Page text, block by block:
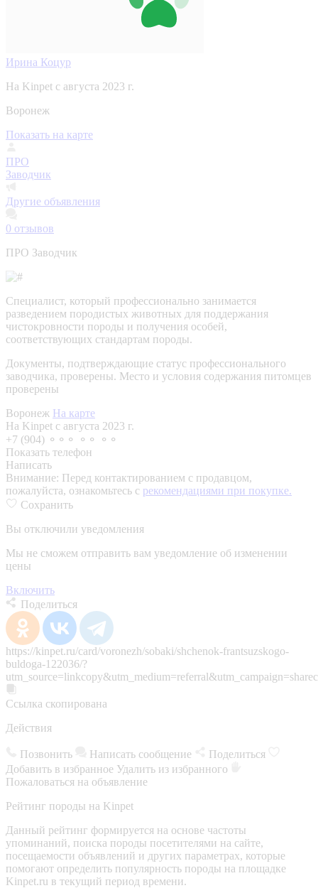
Ирина Коцур
На Kinpet c августа 2023 г.
Воронеж
Показать на карте
ПРО
Заводчик
Другие объявления
0 отзывов
ПРО Заводчик
Специалист, который профессионально занимается
разведением породистых животных для поддержания
чистокровности породы и получения особей,
соответствующих стандартам породы.
Документы, подтверждающие статус профессионального
заводчика, проверены. Место и условия содержания питомцев
проверены
Воронеж На карте
На Kinpet c августа 2023 г.
+7 (904) ⚬⚬⚬ ⚬⚬ ⚬⚬
Показать телефон
Написать
Внимание: Перед контактированием с продавцом,
пожалуйста, ознакомьтесь с рекомендациями при покупке.
Сохранить
Вы отключили уведомления
Мы не сможем отправить вам уведомление об изменении
цены
Включить
Поделиться
https://kinpet.ru/card/voronezh/sobaki/shchenok-frantsuzskogo-
buldoga-122036/?
Ссылка скопирована
Действия
Позвонить Написать сообщение
Поделиться
Добавить в избранное Удалить из избранного
Пожаловаться на объявление
Рейтинг породы на Kinpet
Данный рейтинг формируется на основе частоты
упоминаний, поиска породы посетителями на сайте,
посещаемости объявлений и других параметрах, которые
помогают определить популярность породы на площадке
Kinpet.ru в текущий период времени.